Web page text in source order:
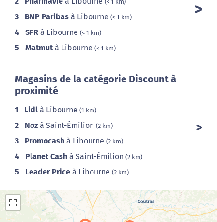
(< 1 km)
3 BNP Paribas à Libourne (< 1 km)
4 SFR à Libourne (< 1 km)
5 Matmut à Libourne (< 1 km)
Magasins de la catégorie Discount à
proximité
1 Lidl à Libourne (1 km)
2 Noz à Saint-Émilion (2 km)
3 Promocash à Libourne (2 km)
4 Planet Cash à Saint-Émilion (2 km)
5 Leader Price à Libourne (2 km)